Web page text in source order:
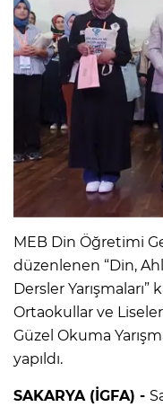
MEB Din Öğretimi
düzenlenen “Din,
Dersler
Ortaokullar ve Liseler
Güzel Okuma
yapıldı.
SAKARYA (İGFA) -